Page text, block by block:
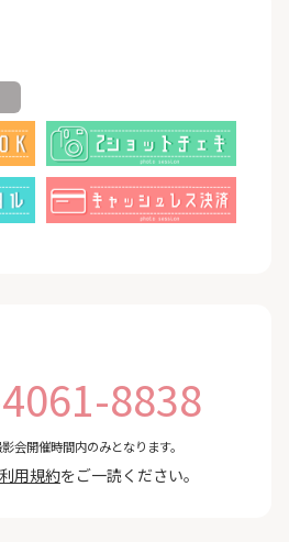
8838
会開催時間内のみとなります。
利用規約をご一読ください。